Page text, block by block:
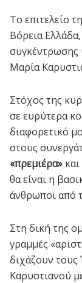
Το επιτελείο
Βόρεια
συγκέντρωσης
Μαρία
Στόχος της
σε ευρύτερα
διαφορετικό
στους
«πρεμιέρα»
θα είναι η
άνθρωποι από
Στη δική της
γραμμές
διχάζουν τους
Καρυστιανού